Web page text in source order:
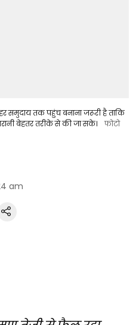
समुदाय तक पहुंच बनाना जरूरी है ताकि
बेहतर तरीके से की जा सके।
फोटो
am